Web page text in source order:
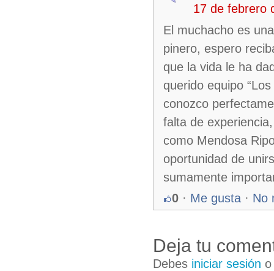
17 de febrero
El muchacho es
pinero, espero
que la vida le ha
querido equipo
conozco
falta de
como Mendosa
oportunidad de
sumamente
0 · Me gusta · No
Deja tu
Debes iniciar sesión